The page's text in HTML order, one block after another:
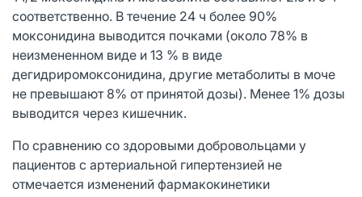
соответственно. В течение 24 ч более 90%
моксонидина выводится почками (около 78% в
неизмененном виде и 13 % в виде
дегидриромоксонидина, другие метаболиты в моче
не превышают 8% от принятой дозы). Менее 1% дозы
выводится через кишечник.
По сравнению со здоровыми добровольцами у
пациентов с артериальной гипертензией не
отмечается изменений фармакокинетики